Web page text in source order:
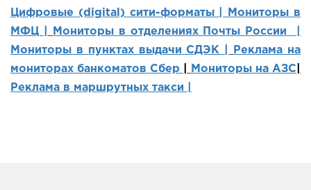
Цифровые (digital) сити-форматы |
Мониторы в
МФЦ |
Мониторы в отделениях Почты России |
Мониторы в пунктах выдачи СДЭК |
Реклама на
мониторах банкоматов Сбер
Мониторы на АЗС
Реклама в маршрутных такси |